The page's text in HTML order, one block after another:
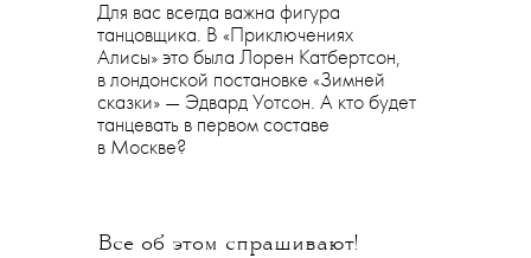
Для вас всегда важна фигура
танцовщика. В «Приключениях
Алисы» это была Лорен Катбертсон,
в лондонской постановке «Зимней
сказки» — Эдвард Уотсон. А кто будет
танцевать в первом составе
в Москве?
Все об этом спрашивают!